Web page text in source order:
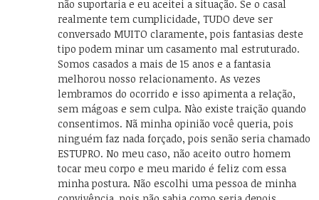
não suportaria e eu aceitei a situação. Se o casal
realmente tem cumplicidade, TUDO deve ser
conversado MUITO claramente, pois fantasias deste
tipo podem minar um casamento mal estruturado.
Somos casados a mais de 15 anos e a fantasia
melhorou nosso relacionamento. As vezes
lembramos do ocorrido e isso apimenta a relação,
sem mágoas e sem culpa. Nào existe traição quando
consentimos. Nã minha opinião você queria, pois
ninguém faz nada forçado, pois senão seria chamado
ESTUPRO. No meu caso, não aceito outro homem
tocar meu corpo e meu marido é feliz com essa
minha postura. Não escolhi uma pessoa de minha